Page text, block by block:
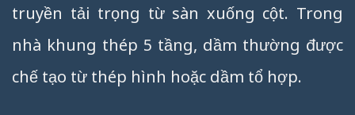
truyền tải trọng từ sàn xuống cột. Trong
nhà khung thép 5 tầng, dầm thường được
chế tạo từ thép hình hoặc dầm tổ hợp.